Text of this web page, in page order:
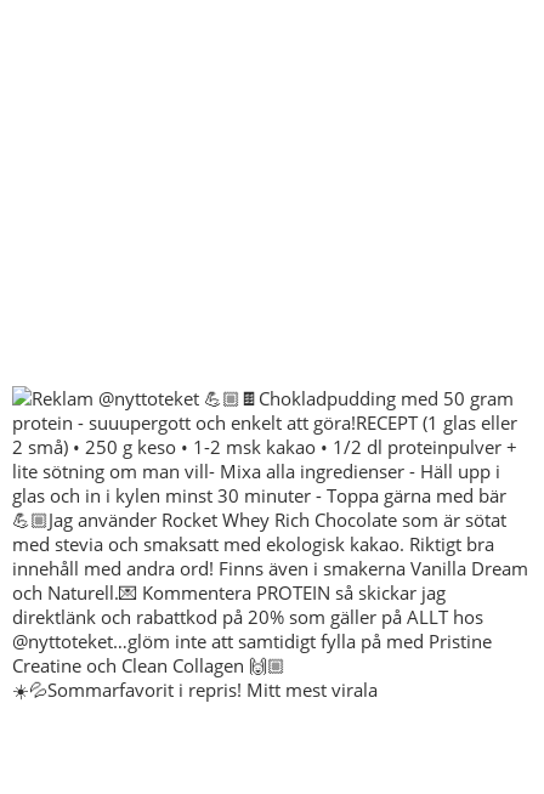
☀️💦Sommarfavorit i repris! Mitt mest virala